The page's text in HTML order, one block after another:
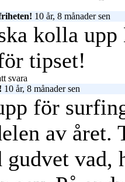
10 år, 8 månader sen
kolla
tipset!
svara
10 år, 8 månader sen
för
av året.
gudvet vad,